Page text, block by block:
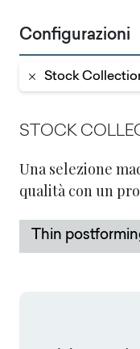
Configurazioni
Stock
STOCK
Una selezione
qualità con un
Thin